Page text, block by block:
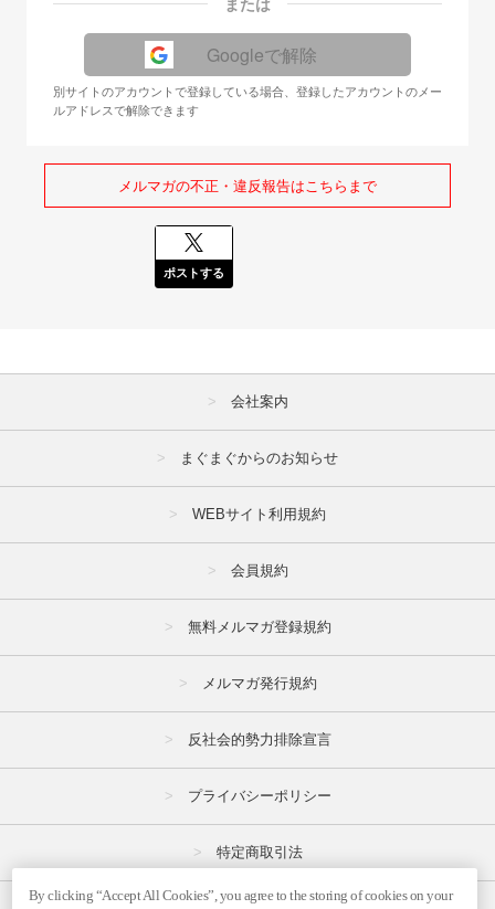
Googleで解除
別サイトのアカウントで登録している場合、登録したアカウントのメー
ルアドレスで解除できます
メルマガの不正・違反報告はこちらまで
ポストする
会社案内
まぐまぐからのお知らせ
WEBサイト利用規約
会員規約
無料メルマガ登録規約
メルマガ発行規約
反社会的勢力排除宣言
プライバシーポリシー
特定商取引法
By clicking “Accept All Cookies”, you agree to the storing of cookies on your